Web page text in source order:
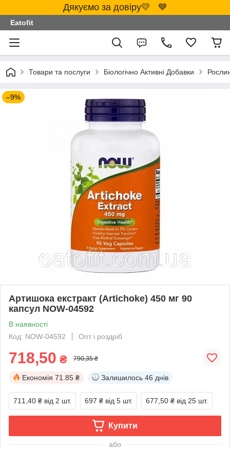
Дякуємо за довіру💛 💙
Eatofit
Товари та послуги Біологічно Активні Добавки
–9%
Артишока екстракт (Artichoke) 450 мг 90
капсул NOW-04592
В наявності
Код: NOW-04592
Опт і роздріб
718,50 ₴ 790,35 ₴
Економія 71.85 ₴ Залишилось 46 днів
711,40 ₴ від 2 шт. 697 ₴ від 5 шт. 677,50 ₴ від 25 шт.
Купити
або